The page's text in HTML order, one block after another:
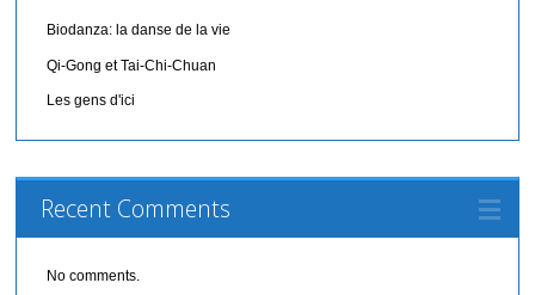
Biodanza: la danse de la vie
Qi-Gong et Tai-Chi-Chuan
Les gens d'ici
Recent Comments
No comments.